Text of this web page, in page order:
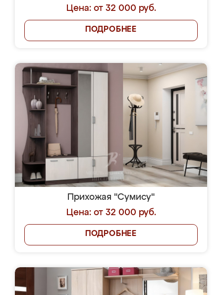
Цена: от 32 000 руб.
ПОДРОБНЕЕ
Прихожая "Сумису"
Цена: от 32 000 руб.
ПОДРОБНЕЕ